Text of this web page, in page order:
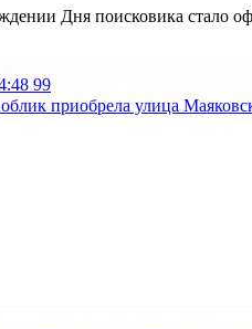
Дня поисковика стало
99